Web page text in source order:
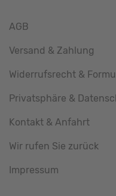
AGB
Versand & Zahlung
Widerrufsrecht &
Privatsphäre &
Kontakt & Anfahrt
Wir rufen Sie zurück
Impressum